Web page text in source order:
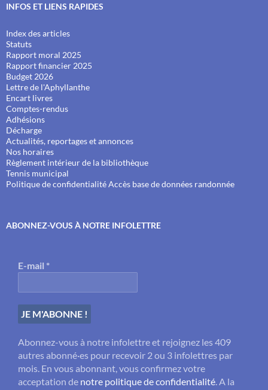
INFOS ET LIENS RAPIDES
Index des articles
Statuts
Rapport moral 2025
Rapport financier 2025
Budget 2026
Lettre de l'Aphyllanthe
Encart livres
Comptes-rendus
Adhésions
Décharge
Actualités, reportages et annonces
Nos horaires
Règlement intérieur de la bibliothèque
Tennis municipal
Politique de confidentialitéAccès base de données randonnée
ABONNEZ-VOUS À NOTRE INFOLETTRE
E-mail *
Abonnez-vous à notre infolettre et rejoignez les 409
autres abonné·es pour recevoir 2 ou 3 infolettres par
mois. En vous abonnant, vous confirmez votre
acceptation de notre politique de confidentialité . A la